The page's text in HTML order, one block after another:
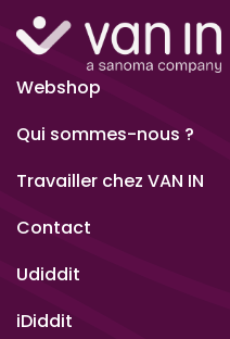
Webshop
Qui sommes-nous ?
Travailler chez VAN IN
Contact
Udiddit
iDiddit